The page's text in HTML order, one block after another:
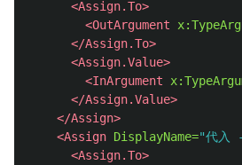
<Assign.To>
<OutArgument
</Assign.To>
<Assign.Value>
<InArgument
</Assign.Value>
</Assign>
<Assign DisplayName="代入
<Assign.To>